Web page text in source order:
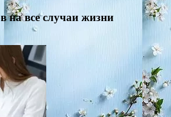
на все случаи жизни